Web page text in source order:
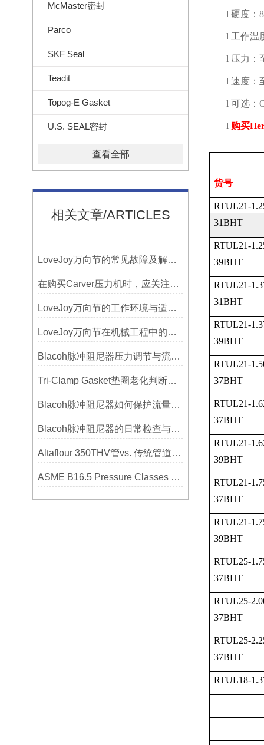
McMaster密封
Parco
SKF Seal
Teadit
Topog-E Gasket
U.S. SEAL密封
查看全部
相关文章/ARTICLES
LoveJoy万向节的常见故障及解决方案
在购买Carver压力机时，应关注哪些性能指标？
LoveJoy万向节的工作环境与适用范围
LoveJoy万向节在机械工程中的重要性
Blacoh脉冲阻尼器压力调节与流量匹配技巧
Tri-Clamp Gasket垫圈老化判断，定期更换维护要点
Blacoh脉冲阻尼器如何保护流量计、压力开关和管路附件？
Blacoh脉冲阻尼器的日常检查与预防性维护清单
Altaflour 350THV管vs. 传统管道：谁更耐用？
ASME B16.5 Pressure Classes of Flanges压力等级
l 硬度：
l 工作温
l 压力：
l 速度：
l 可选：
l 购买
货号
RTUL21-
31BHT
RTUL21-
39BHT
RTUL21-
31BHT
RTUL21-
39BHT
RTUL21-
37BHT
RTUL21-
37BHT
RTUL21-
39BHT
RTUL21-
37BHT
RTUL21-
39BHT
RTUL25-
37BHT
RTUL25-
37BHT
RTUL25-
37BHT
RTUL18-